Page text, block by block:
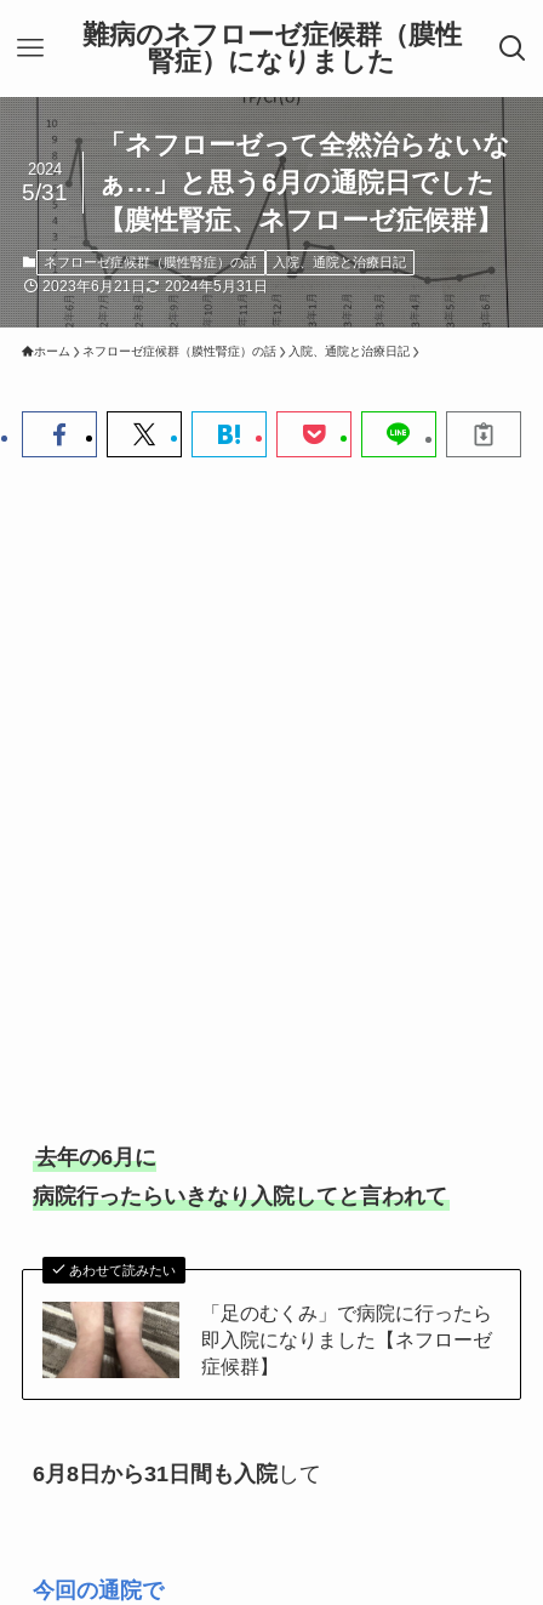
難病のネフローゼ症候群（膜性
腎症）になりました
「ネフローゼって全然治らないな
ぁ…」と思う6月の通院日でした
【膜性腎症、ネフローゼ症候群】
2024
5/31
ネフローゼ症候群（膜性腎症）の話 入院、通院と治療日記
2023年6月21日 2024年5月31日
ホーム ネフローゼ症候群（膜性腎症）の話 入院、通院と治療日記
去年の6月に
病院行ったらいきなり入院してと言われて
あわせて読みたい
「足のむくみ」で病院に行ったら
即入院になりました【ネフローゼ
症候群】
6月8日から31日間も入院して
今回の通院で